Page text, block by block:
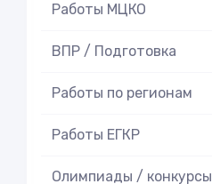
Работы МЦКО
ВПР / Подготовка
Работы по регионам
Работы ЕГКР
Олимпиады / конкурсы